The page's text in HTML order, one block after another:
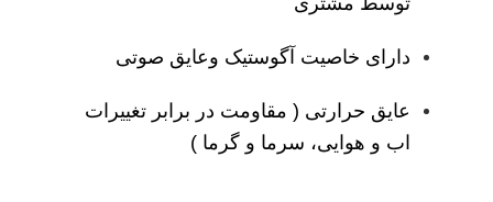
دارای خاصیت آگوستیک وعایق صوتی
عایق حرارتی ( مقاومت در برابر تغییرات
اب و هوایی، سرما و گرما )